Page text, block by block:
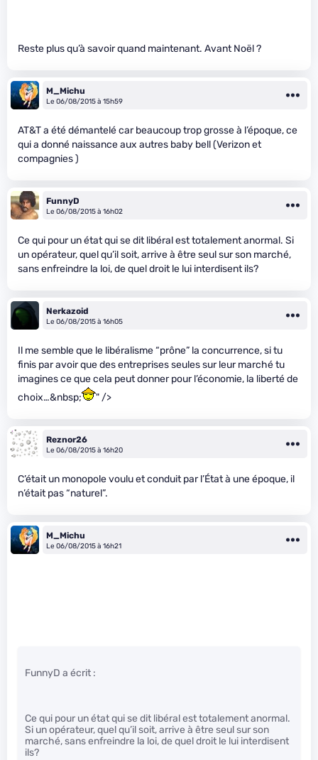
Reste plus qu’à savoir quand maintenant. Avant Noël ?
M_Michu
Le 06/08/2015 à 15h59
AT&T a été démantelé car beaucoup trop grosse à l’époque, ce
qui a donné naissance aux autres baby bell (Verizon et
compagnies )
FunnyD
Le 06/08/2015 à 16h02
Ce qui pour un état qui se dit libéral est totalement anormal. Si
un opérateur, quel qu’il soit, arrive à être seul sur son marché,
sans enfreindre la loi, de quel droit le lui interdisent ils?
Nerkazoid
Le 06/08/2015 à 16h05
Il me semble que le libéralisme “prône” la concurrence, si tu
finis par avoir que des entreprises seules sur leur marché tu
imagines ce que cela peut donner pour l’économie, la liberté de
choix…&nbsp;
" />
Reznor26
Le 06/08/2015 à 16h20
C’était un monopole voulu et conduit par l’État à une époque, il
n’était pas “naturel”.
M_Michu
Le 06/08/2015 à 16h21
FunnyD a écrit :
Ce qui pour un état qui se dit libéral est totalement anormal.
Si un opérateur, quel qu’il soit, arrive à être seul sur son
marché, sans enfreindre la loi, de quel droit le lui interdisent
ils?